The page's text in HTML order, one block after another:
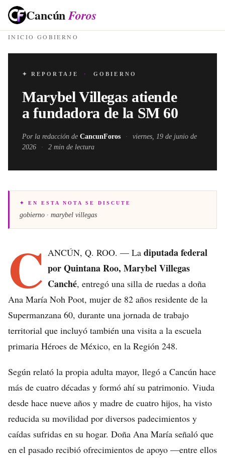
CancúnForos
INICIO· GOBIERNO
✦ REPORTAJE · GOBIERNO
Marybel Villegas atiende
a fundadora de la SM 60
Por la redacción de CancunForos ·
viernes, 19 de junio de
2026
· 2 min de lectura
✦ EN ESTA NOTA SE DISCUTE
gobierno · marybel villegas
C ANCÚN, Q. ROO. — La diputada federal
por Quintana Roo, Marybel Villegas
Canché, entregó una silla de ruedas a doña
Ana María Noh Poot, mujer de 82 años residente de la
Supermanzana 60, durante una jornada de trabajo
territorial que incluyó también una visita a la escuela
primaria Héroes de México, en la Región 248.
Según relató la propia adulta mayor, llegó a Cancún hace
más de cuatro décadas y formó ahí su patrimonio. Viuda
desde hace nueve años y madre de cuatro hijos, ha visto
reducida su movilidad por diversos padecimientos y
caídas sufridas en su hogar. Doña Ana María señaló que
en el pasado recibió ofrecimientos de apoyo —entre ellos